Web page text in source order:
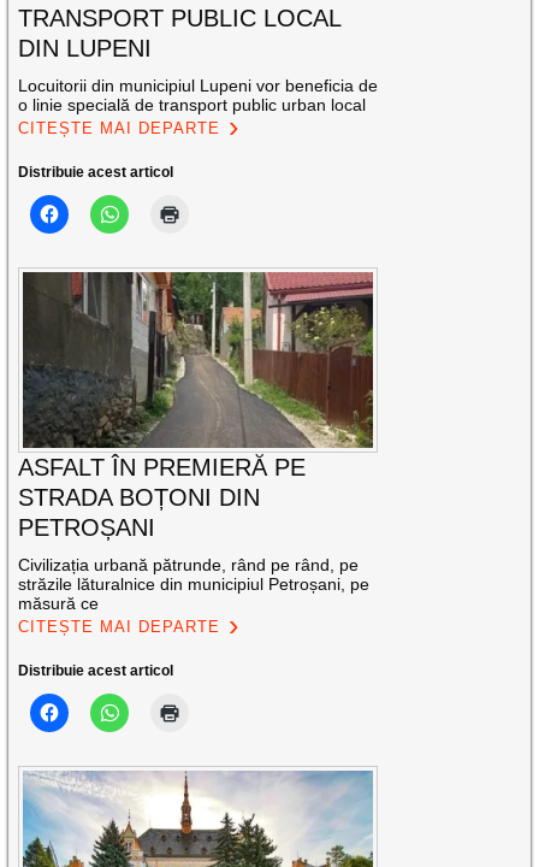
TRANSPORT PUBLIC LOCAL
DIN LUPENI
Locuitorii din municipiul Lupeni vor beneficia de
o linie specială de transport public urban local
CITEȘTE MAI DEPARTE
Distribuie acest articol
ASFALT ÎN PREMIERĂ PE
STRADA BOȚONI DIN
PETROȘANI
Civilizația urbană pătrunde, rând pe rând, pe
străzile lăturalnice din municipiul Petroșani, pe
măsură ce
CITEȘTE MAI DEPARTE
Distribuie acest articol